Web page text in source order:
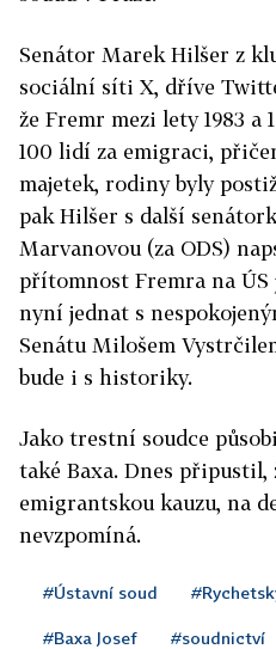
Senátor Marek Hilšer z
sociální síti X, dříve
že Fremr mezi lety 1983 a
100 lidí za emigraci,
majetek, rodiny byly
pak Hilšer s další
Marvanovou (za ODS)
přítomnost Fremra na ÚS
nyní jednat s
Senátu Milošem
bude i s historiky.
Jako trestní soudce
také Baxa. Dnes
emigrantskou kauzu, na
nevzpomíná.
#Ústavní soud
#Baxa Josef #soudnictví